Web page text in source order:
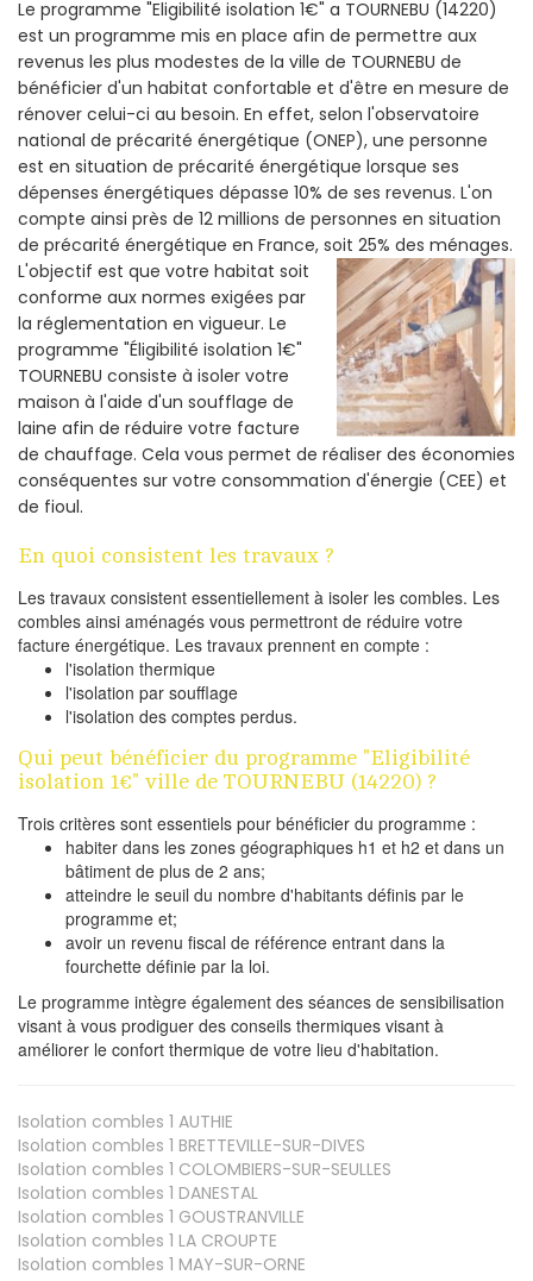
Le programme "Eligibilité isolation 1€" a TOURNEBU (14220)
est un programme mis en place afin de permettre aux
revenus les plus modestes de la ville de TOURNEBU de
bénéficier d'un habitat confortable et d'être en mesure de
rénover celui-ci au besoin. En effet, selon l'observatoire
national de précarité énergétique (ONEP), une personne
est en situation de précarité énergétique lorsque ses
dépenses énergétiques dépasse 10% de ses revenus. L'on
compte ainsi près de 12 millions de personnes en situation
de précarité énergétique en France, soit 25% des ménages.
L'objectif est que votre habitat soit
conforme aux normes exigées par
la réglementation en vigueur. Le
programme "Éligibilité isolation 1€"
TOURNEBU consiste à isoler votre
maison à l'aide d'un soufflage de
laine afin de réduire votre facture
de chauffage. Cela vous permet de réaliser des économies
conséquentes sur votre consommation d'énergie (CEE) et
de fioul.
En quoi consistent les travaux ?
Les travaux consistent essentiellement à isoler les combles. Les
combles ainsi aménagés vous permettront de réduire votre
facture énergétique. Les travaux prennent en compte :
l'isolation thermique
l'isolation par soufflage
l'isolation des comptes perdus.
Qui peut bénéficier du programme "Eligibilité
isolation 1€" ville de TOURNEBU (14220) ?
Trois critères sont essentiels pour bénéficier du programme :
habiter dans les zones géographiques h1 et h2 et dans un
bâtiment de plus de 2 ans;
atteindre le seuil du nombre d'habitants définis par le
programme et;
avoir un revenu fiscal de référence entrant dans la
fourchette définie par la loi.
Le programme intègre également des séances de sensibilisation
visant à vous prodiguer des conseils thermiques visant à
améliorer le confort thermique de votre lieu d'habitation.
Isolation combles 1 AUTHIE
Isolation combles 1 BRETTEVILLE-SUR-DIVES
Isolation combles 1 COLOMBIERS-SUR-SEULLES
Isolation combles 1 DANESTAL
Isolation combles 1 GOUSTRANVILLE
Isolation combles 1 LA CROUPTE
Isolation combles 1 MAY-SUR-ORNE